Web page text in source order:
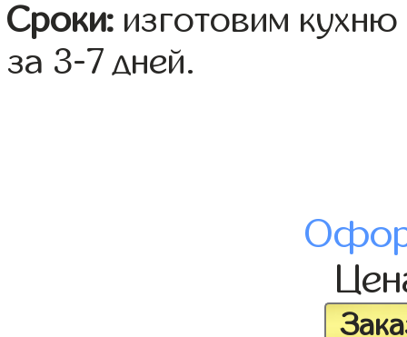
Сроки: изготовим
за 3-7 дней.